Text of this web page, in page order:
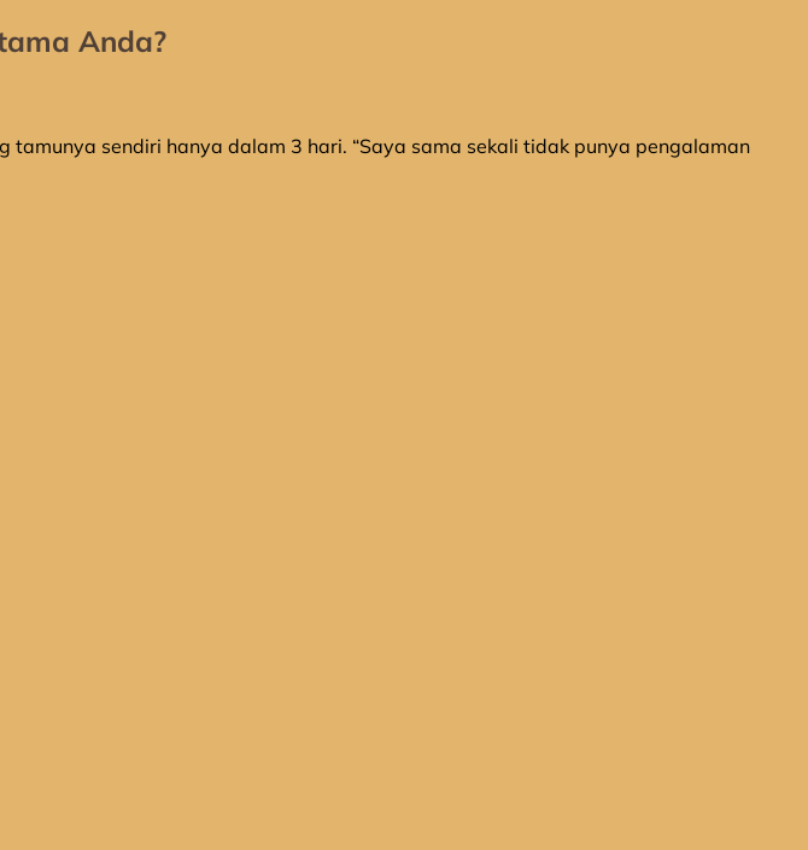
Anda?
tamunya sendiri hanya dalam 3 hari. “Saya sama sekali tidak punya pengalaman